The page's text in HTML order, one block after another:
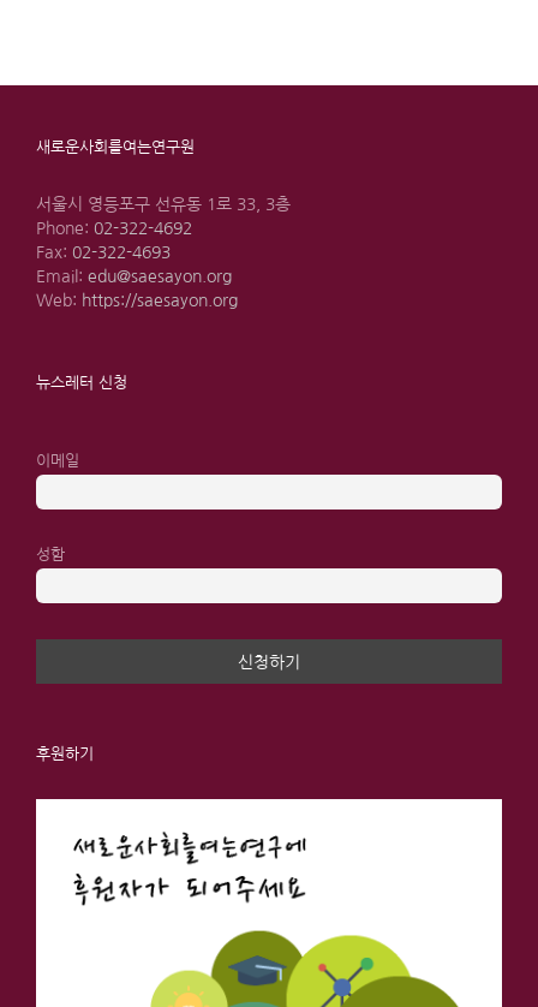
새로운사회를여는연구원
서울시 영등포구 선유동 1로 33, 3층
Phone: 02-322-4692
Fax: 02-322-4693
Email: edu@saesayon.org
Web: https://saesayon.org
뉴스레터 신청
이메일
성함
후원하기